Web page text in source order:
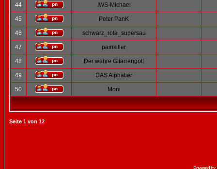
44 IWS-Michael
45 Peter PanK
46 schwarz_rote_supersau
47 painkiller
48 Der wahre Gitarrengott
49 DAS Alphatier
50 Moni
Seite 1 von 12
Powered by